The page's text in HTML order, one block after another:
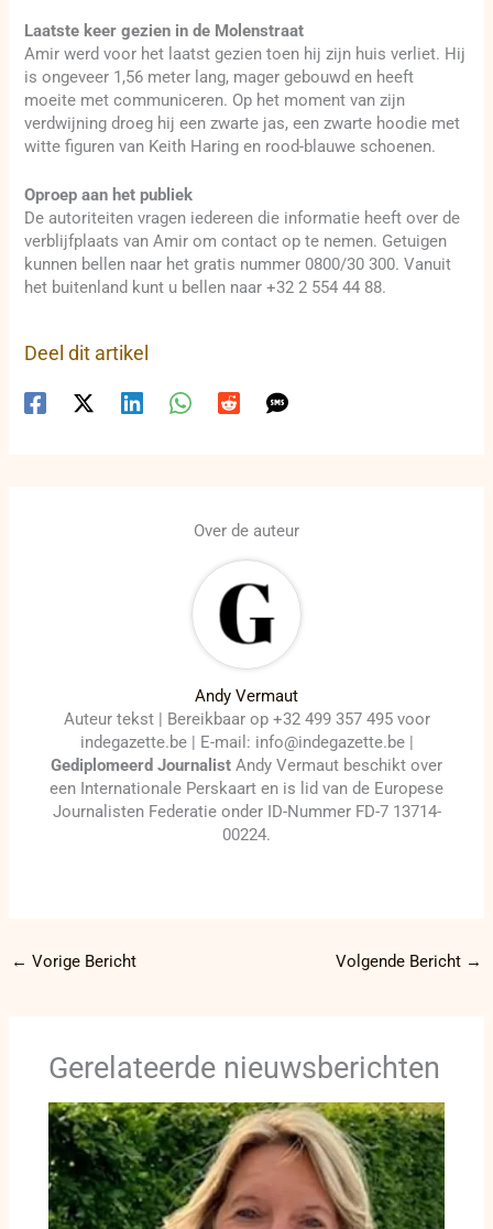
Laatste keer gezien in de Molenstraat
Amir werd voor het laatst gezien toen hij zijn huis verliet. Hij
is ongeveer 1,56 meter lang, mager gebouwd en heeft
moeite met communiceren. Op het moment van zijn
verdwijning droeg hij een zwarte jas, een zwarte hoodie met
witte figuren van Keith Haring en rood-blauwe schoenen.
Oproep aan het publiek
De autoriteiten vragen iedereen die informatie heeft over de
verblijfplaats van Amir om contact op te nemen. Getuigen
kunnen bellen naar het gratis nummer 0800/30 300. Vanuit
het buitenland kunt u bellen naar +32 2 554 44 88.
Deel dit artikel
Over de auteur
Andy Vermaut
Auteur tekst | Bereikbaar op +32 499 357 495 voor
indegazette.be | E-mail: info@indegazette.be |
Gediplomeerd Journalist Andy Vermaut beschikt over
een Internationale Perskaart en is lid van de Europese
Journalisten Federatie onder ID-Nummer FD-7 13714-
00224.
← Vorige Bericht Volgende Bericht →
Gerelateerde nieuwsberichten